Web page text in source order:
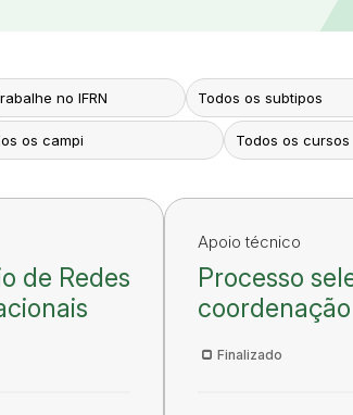
de Redes
Apoio técnico
Processo
Finalizado